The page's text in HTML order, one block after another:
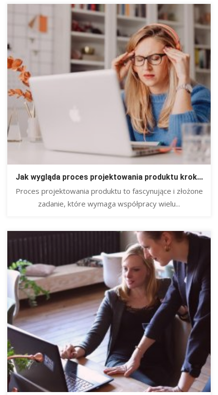
Jak wygląda proces projektowania produktu krok...
Proces projektowania produktu to fascynujące i złożone
zadanie, które wymaga współpracy wielu...